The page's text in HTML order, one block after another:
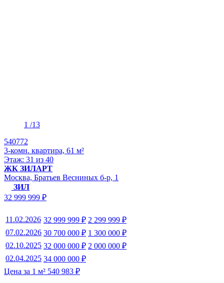
1 /13
540772
3-комн. квартира, 61 м²
Этаж: 31 из 40
ЖК ЗИЛАРТ
Москва, Братьев Весниных б-р, 1
ЗИЛ
32 999 999 ₽
11.02.2026 32 999 999 ₽ 2 299 999 ₽
07.02.2026 30 700 000 ₽ 1 300 000 ₽
02.10.2025 32 000 000 ₽ 2 000 000 ₽
02.04.2025 34 000 000 ₽
Цена за 1 м² 540 983 ₽